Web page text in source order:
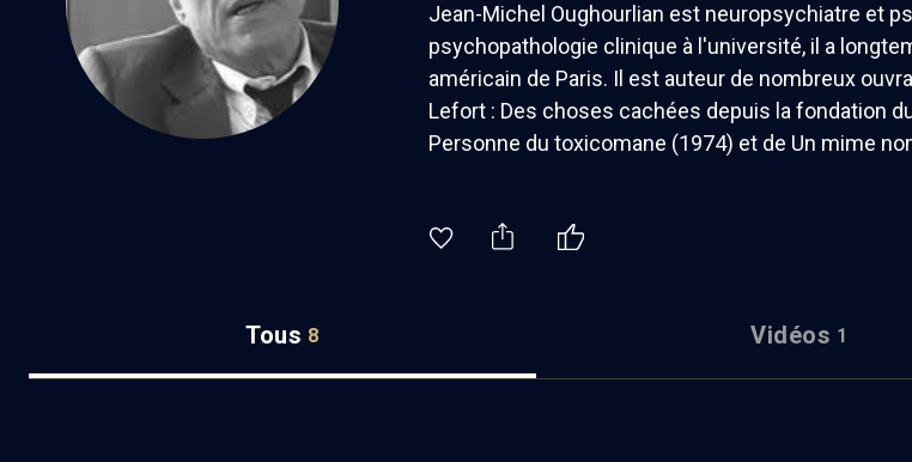
Jean-Michel Oughourlian est neuropsychiatre et
psychopathologie clinique à l'université, il a
américain de Paris. Il est auteur de nombreux
Lefort : Des choses cachées depuis la fondation
Personne du toxicomane (1974) et de Un mime
Tous 8 Vidéos 1